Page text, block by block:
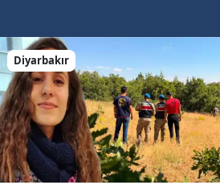
Diyarbakır